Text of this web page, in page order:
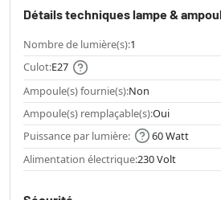
Détails techniques lampe &
Nombre de lumière(s):1
Culot:E27
Ampoule(s) fournie(s):Non
Ampoule(s) remplaçable(s):Oui
Puissance par lumière:
60 Watt
Alimentation électrique:230 Volt